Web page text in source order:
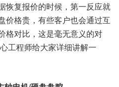
恢复报价的时候，第一反应就
价格贵，有些客户也会通过互
格对比，这是毫无意义的对
工程师给大家详细讲解一